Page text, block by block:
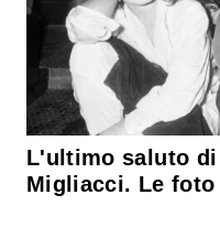
L'ultimo saluto di
Migliacci. Le foto